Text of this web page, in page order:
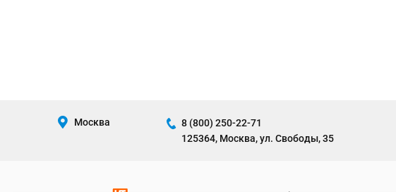
Москва
8 (800) 250-22-71
125364, Москва, ул. Свободы, 35